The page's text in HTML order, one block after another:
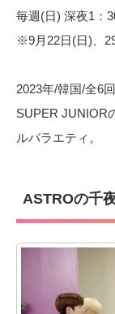
毎週(日) 深夜1：
※9月22日(日)、
2023年/韓国/全6回
SUPER JUNIOR
ルバラエティ。
ASTROの千